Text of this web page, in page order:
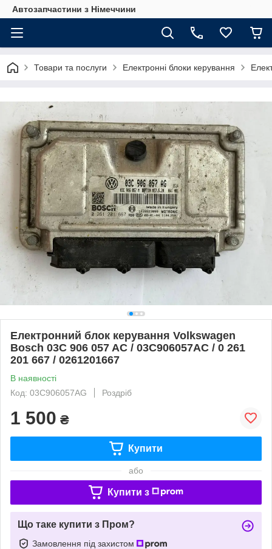
Автозапчастини з Німеччини
Товари та послуги Електронні блоки керування
Електронний блок керування Volkswagen
Bosch 03C 906 057 AC / 03C906057AC / 0 261
201 667 / 0261201667
В наявності
Код: 03C906057AG
Роздріб
1 500 ₴
Купити
або
Купити з
Що таке купити з Пром?
Замовлення під захистом